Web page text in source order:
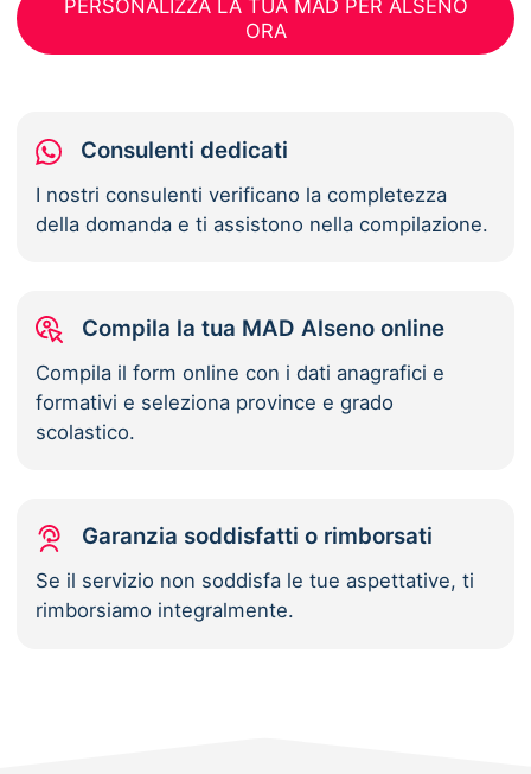
PERSONALIZZA LA TUA MAD PER ALSENO
ORA
Consulenti dedicati
I nostri consulenti verificano la completezza
della domanda e ti assistono nella compilazione.
Compila la tua MAD Alseno online
Compila il form online con i dati anagrafici e
formativi e seleziona province e grado
scolastico.
Garanzia soddisfatti o rimborsati
Se il servizio non soddisfa le tue aspettative, ti
rimborsiamo integralmente.